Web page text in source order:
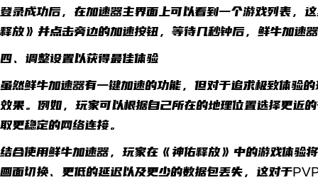
登录成功后，在加速器主界面上可以看到一个游戏列表，
释放》并点击旁边的加速按钮，等待几秒钟后，鲜牛加速
四、调整设置以获得最佳体验
虽然鲜牛加速器有一键加速的功能，但对于追求极致体验
效果。例如，玩家可以根据自己所在的地理位置选择更近
取更稳定的网络连接。
结合使用鲜牛加速器，玩家在《神佑释放》中的游戏体验
画面切换、更低的延迟以及更少的数据包丢失，这对于